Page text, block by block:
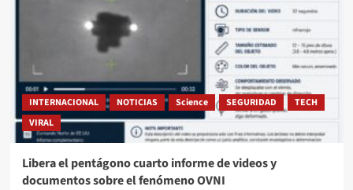
INTERNACIONAL NOTICIAS Science SEGURIDAD
TECH
VIRAL
Libera el pentágono cuarto informe de videos y
documentos sobre el fenómeno OVNI